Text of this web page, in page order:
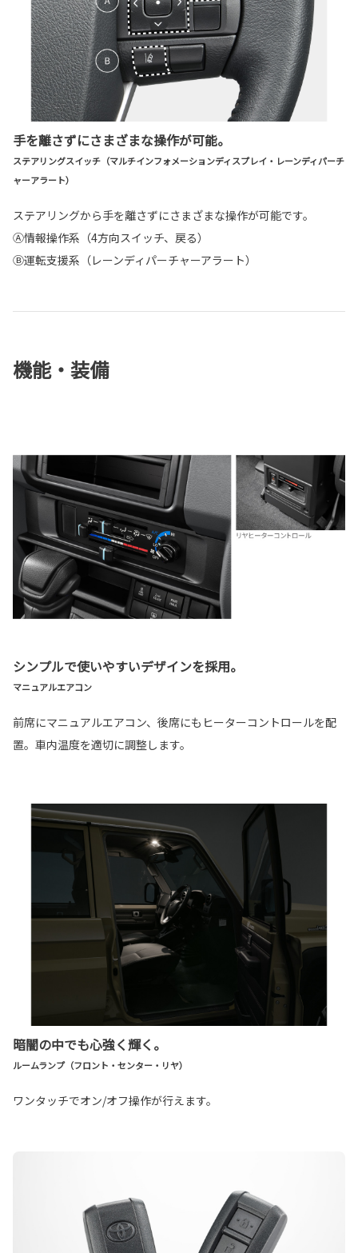
手を離さずにさまざまな操作が可能。
ステアリングスイッチ（マルチインフォメーションディスプレイ・レーンディパーチ
ャーアラート）
ステアリングから手を離さずにさまざまな操作が可能です。
Ⓐ情報操作系（4方向スイッチ、戻る）
Ⓑ運転支援系（レーンディパーチャーアラート）
機能・装備
シンプルで使いやすいデザインを採用。
マニュアルエアコン
前席にマニュアルエアコン、後席にもヒーターコントロールを配
置。車内温度を適切に調整します。
暗闇の中でも心強く輝く。
ルームランプ（フロント・センター・リヤ）
ワンタッチでオン/オフ操作が行えます。